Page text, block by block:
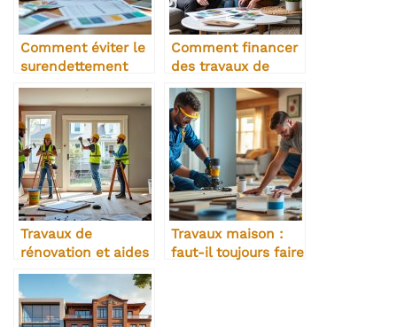
Comment éviter le
surendettement
avec un crédit
travaux
Comment financer
des travaux de
décoration
intérieure ?
Travaux de
rénovation et aides
disponibles
Travaux maison :
faut-il toujours faire